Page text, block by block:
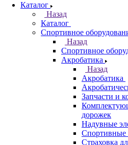
Каталог
Назад
Каталог
Спортивное
Назад
Спортивное
Акробатика
Назад
Акробатика
Запчасти и
дорожек
Надувные
Спортивные
Страховка